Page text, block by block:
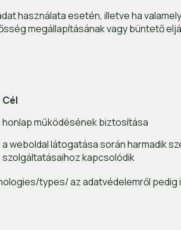
használata esetén, illetve ha
megállapításának vagy büntető
Cél
honlap működésének biztosítása
a weboldal látogatása során harmadik
szolgáltatásaihoz kapcsolódik
types/ az adatvédelemről